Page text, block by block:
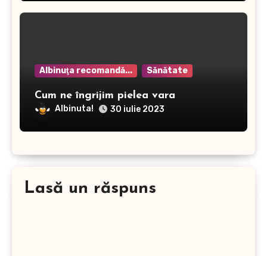
Albinuţa recomandă... Sănătate
Cum ne îngrijim pielea vara
Albinuta! 30 iulie 2023
Lasă un răspuns